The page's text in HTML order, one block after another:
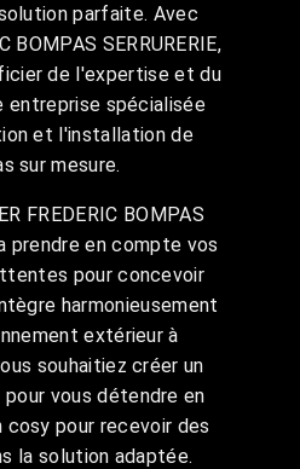
parfaite. Avec
BOMPAS SERRURERIE,
de l'expertise et du
entreprise spécialisée
et l'installation de
sur mesure.
FREDERIC BOMPAS
prendre en compte vos
pour concevoir
harmonieusement
extérieur à
souhaitiez créer un
vous détendre en
cosy pour recevoir des
la solution adaptée.